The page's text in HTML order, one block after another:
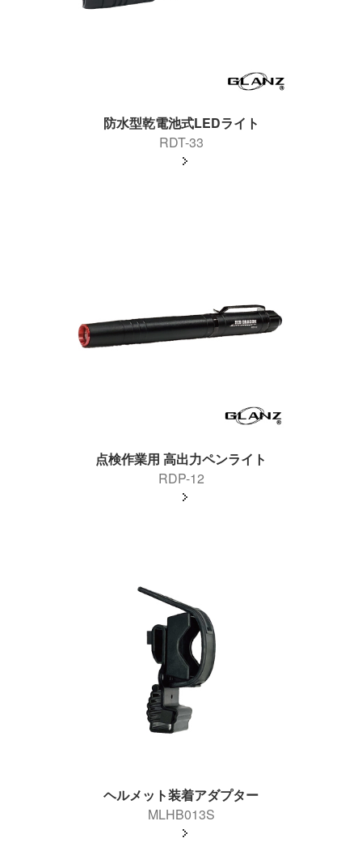
防水型乾電池式LEDライト
RDT-33
点検作業用 高出力ペンライト
RDP-12
ヘルメット装着アダプター
MLHB013S